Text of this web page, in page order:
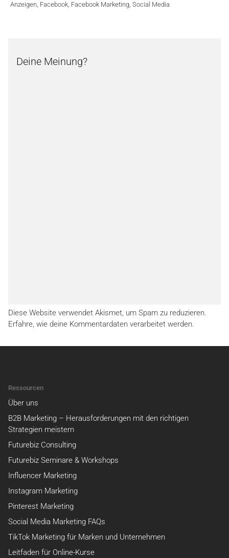
Anzeigen, Facebook, Facebook Marketing, Social Media
Deine Meinung?
Diese Website verwendet Akismet, um Spam zu reduzieren.
Erfahre, wie deine Kommentardaten verarbeitet werden.
Ressourcen
Über uns
B2B Marketing – Herausforderungen mit den richtigen
Strategien meistern
Futurebiz Consulting
Futurebiz Seminare & Workshops
Influencer Marketing
Instagram Marketing
Pinterest Marketing
Social Media Marketing FAQs
TikTok Marketing für Marken und Unternehmen
Leitfaden für Online-Kurse